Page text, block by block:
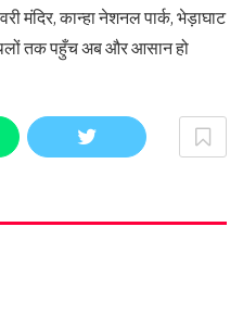
मंदिर, कान्हा नेशनल पार्क, भेड़ाघाट
तक पहुँच अब और आसान हो